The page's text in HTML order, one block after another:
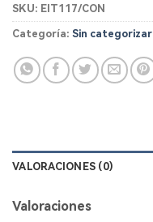
SKU: EIT117/CON
Categoría: Sin categorizar
VALORACIONES (0)
Valoraciones